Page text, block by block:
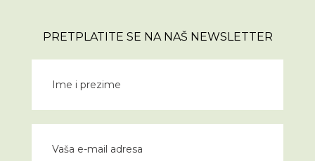
PRETPLATITE SE NA NAŠ NEWSLETTER